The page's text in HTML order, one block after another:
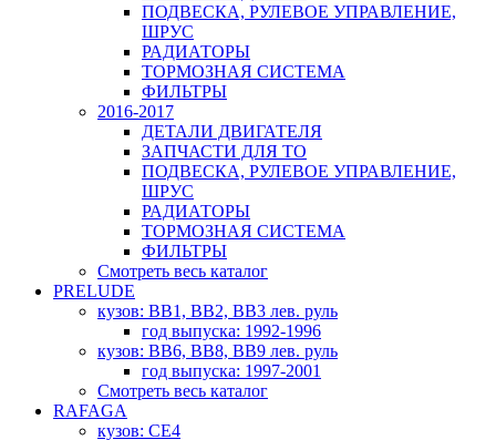
ПОДВЕСКА, РУЛЕВОЕ УПРАВЛЕНИЕ,
ШРУС
РАДИАТОРЫ
ТОРМОЗНАЯ СИСТЕМА
ФИЛЬТРЫ
2016-2017
ДЕТАЛИ ДВИГАТЕЛЯ
ЗАПЧАСТИ ДЛЯ ТО
ПОДВЕСКА, РУЛЕВОЕ УПРАВЛЕНИЕ,
ШРУС
РАДИАТОРЫ
ТОРМОЗНАЯ СИСТЕМА
ФИЛЬТРЫ
Смотреть весь каталог
PRELUDE
кузов: BB1, BB2, BB3 лев. руль
год выпуска: 1992-1996
кузов: BB6, BB8, BB9 лев. руль
год выпуска: 1997-2001
Смотреть весь каталог
RAFAGA
кузов: CE4